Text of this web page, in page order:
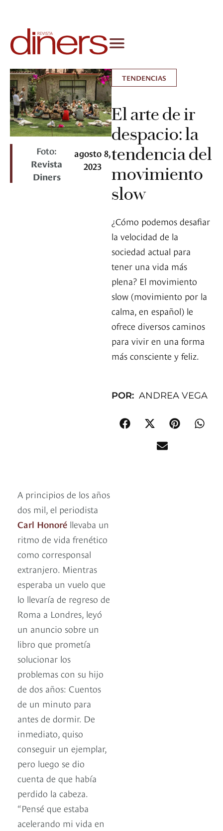
Foto:
Revista
Diners
agosto 8,
2023
TENDENCIAS
El arte de ir
despacio: la
tendencia del
movimiento
slow
¿Cómo podemos desafiar
la velocidad de la
sociedad actual para
tener una vida más
plena? El movimiento
slow (movimiento por la
calma, en español) le
ofrece diversos caminos
para vivir en una forma
más consciente y feliz.
POR: ANDREA VEGA
A principios de los años
dos mil, el periodista
Carl Honoré llevaba un
ritmo de vida frenético
como corresponsal
extranjero. Mientras
esperaba un vuelo que
lo llevaría de regreso de
Roma a Londres, leyó
un anuncio sobre un
libro que prometía
solucionar los
problemas con su hijo
de dos años: Cuentos
de un minuto para
antes de dormir. De
inmediato, quiso
conseguir un ejemplar,
pero luego se dio
cuenta de que había
perdido la cabeza.
“Pensé que estaba
acelerando mi vida en